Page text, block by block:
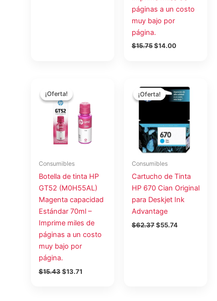
páginas a un costo
muy bajo por
página.
$15.75$14.00
¡Oferta!
¡Oferta!
Consumibles
Botella de tinta HP
GT52 (M0H55AL)
Magenta capacidad
Estándar 70ml –
Imprime miles de
páginas a un costo
muy bajo por
página.
$15.43
precio
original
era:
$15.43.
$13.71
es:
$13.71.
¡Oferta!
¡Oferta!
Consumibles
Cartucho de Tinta
HP 670 Cian Original
para Deskjet Ink
Advantage
$62.37
precio
original
$55.74
precio
actual